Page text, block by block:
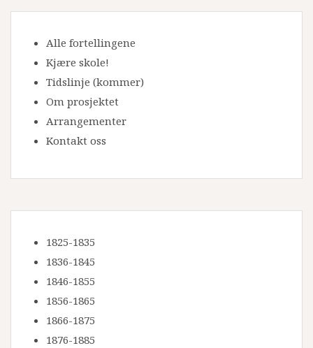
Alle fortellingene
Kjære skole!
Tidslinje (kommer)
Om prosjektet
Arrangementer
Kontakt oss
1825-1835
1836-1845
1846-1855
1856-1865
1866-1875
1876-1885